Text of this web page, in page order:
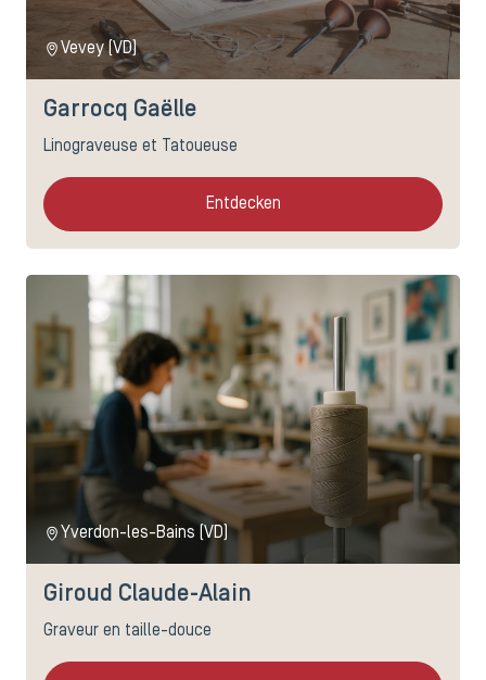
Vevey (VD)
Garrocq Gaëlle
Linograveuse et Tatoueuse
Entdecken
Yverdon-les-Bains (VD)
Giroud Claude-Alain
Graveur en taille-douce